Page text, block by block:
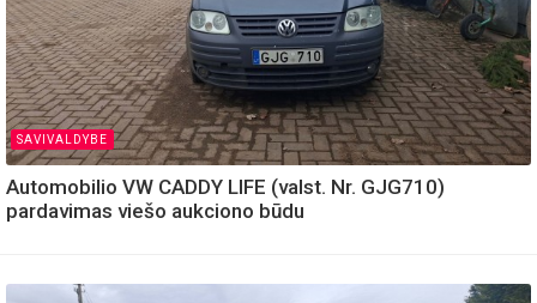
SAVIVALDYBE
Automobilio VW CADDY LIFE (valst. Nr. GJG710)
pardavimas viešo aukciono būdu